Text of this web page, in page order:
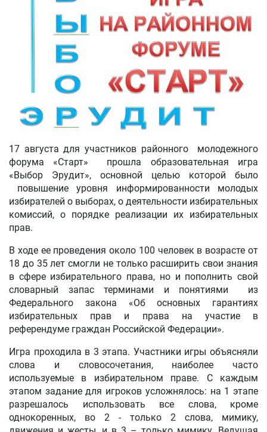
17 августа для участников районного молодежного
форума «Старт» прошла образовательная игра
«Выбор Эрудит», основной целью которой было
повышение уровня информированности молодых
избирателей о выборах, о деятельности избирательных
комиссий, о порядке реализации их избирательных
прав.
В ходе ее проведения около 100 человек в возрасте от
18 до 35 лет смогли не только расширить свои знания
в сфере избирательного права, но и пополнить свой
словарный запас терминами и понятиями из
Федерального закона «Об основных гарантиях
избирательных прав и права на участие в
референдуме граждан Российской Федерации».
Игра проходила в 3 этапа. Участники игры объясняли
слова и словосочетания, наиболее часто
используемые в избирательном праве. С каждым
этапом задание для игроков усложнялось: на 1 этапе
разрешалось использовать все слова, кроме
однокоренных, во 2 - только 2 слова, мимику,